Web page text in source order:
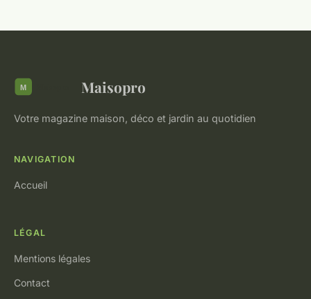
Maisopro
Votre magazine maison, déco et jardin au quotidien
NAVIGATION
Accueil
LÉGAL
Mentions légales
Contact